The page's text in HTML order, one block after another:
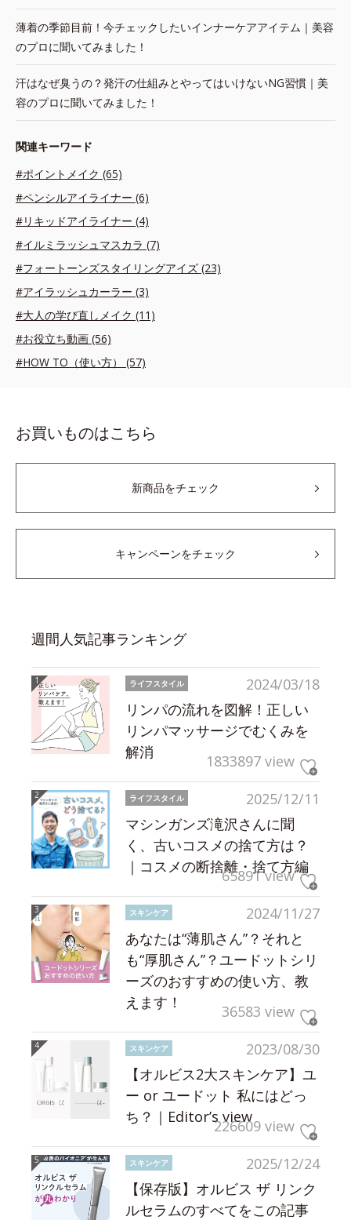
薄着の季節目前！今チェックしたいインナーケアアイテム｜美容
のプロに聞いてみました！
汗はなぜ臭うの？発汗の仕組みとやってはいけないNG習慣｜美
容のプロに聞いてみました！
関連キーワード
#ポイントメイク (65)
#ペンシルアイライナー (6)
#リキッドアイライナー (4)
#イルミラッシュマスカラ (7)
#フォートーンズスタイリングアイズ (23)
#アイラッシュカーラー (3)
#大人の学び直しメイク (11)
#お役立ち動画 (56)
#HOW TO（使い方） (57)
お買いものはこちら
新商品をチェック
キャンペーンをチェック
週間人気記事ランキング
2024/03/18
ライフスタイル
リンパの流れを図解！正しい
リンパマッサージでむくみを
解消
1833897 view
2025/12/11
ライフスタイル
マシンガンズ滝沢さんに聞
く、古いコスメの捨て方は？
｜コスメの断捨離・捨て方編
65891 view
2024/11/27
スキンケア
あなたは“薄肌さん”？それと
も“厚肌さん”？ユードットシリ
ーズのおすすめの使い方、教
えます！
36583 view
2023/08/30
スキンケア
【オルビス2大スキンケア】ユ
ー or ユードット 私にはどっ
ち？｜Editor’s view226609 view
2025/12/24
スキンケア
【保存版】オルビス ザ リンク
ルセラムのすべてをこの記事